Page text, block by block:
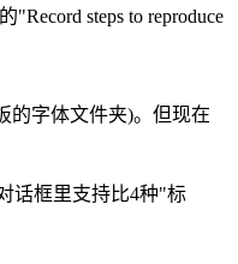
steps to reproduce
的字体文件夹)。但现在
话框里支持比4种"标